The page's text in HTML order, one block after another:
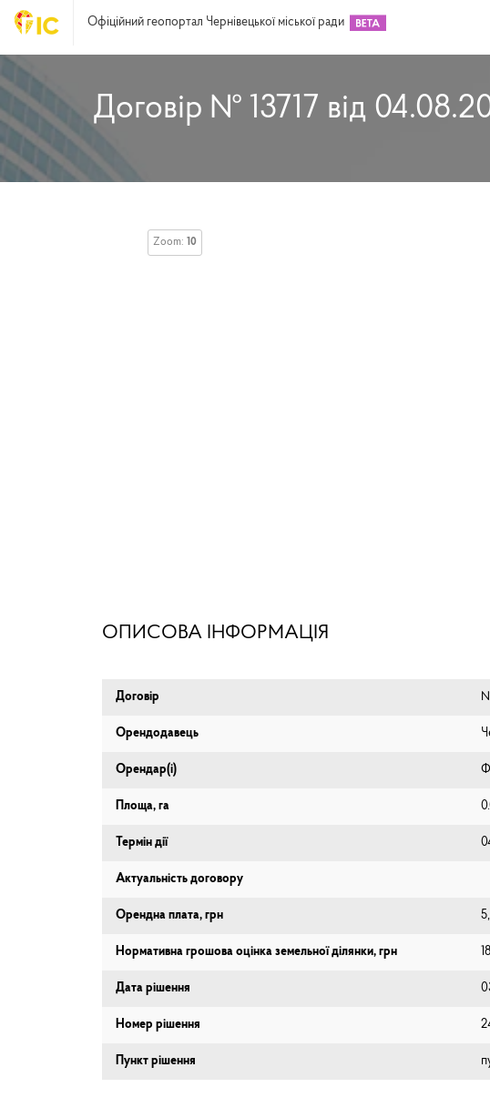
Офіційний геопортал Чернівецької міської ради
Договір № 13717 від
Zoom: 10
ОПИСОВА ІНФОРМАЦІЯ
Договір №
Орендодавець
Орендар(і)
Площа, га
Термін дії
Актуальність договору
Орендна плата, грн
Нормативна грошова оцінка земельної ділянки, грн
Дата рішення
Номер рішення
Пункт рішення